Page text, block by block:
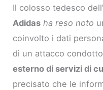
Il colosso tedesco
Adidas ha reso noto
coinvolto i dati
di un attacco
esterno di servizi di
precisato che le